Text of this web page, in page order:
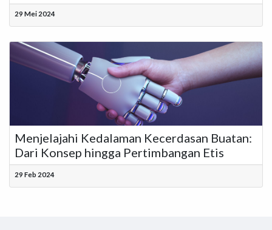
29 Mei 2024
Menjelajahi Kedalaman Kecerdasan Buatan:
Dari Konsep hingga Pertimbangan Etis
29 Feb 2024